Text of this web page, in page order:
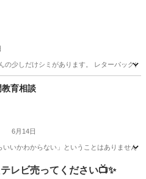
の少しだけシミがあります。 レターパック
京都
育相談
6月14日
いいかわからない」ということはありませ
テレビ売ってください📺✨